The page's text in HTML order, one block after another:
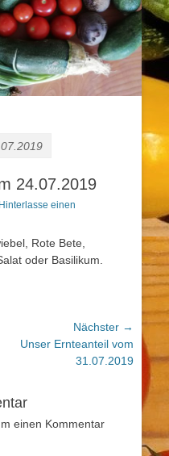
24.07.2019
Hinterlasse einen
Rote Bete,
oder Basilikum.
Nächster →
Unser Ernteanteil vom
31.07.2019
einen Kommentar